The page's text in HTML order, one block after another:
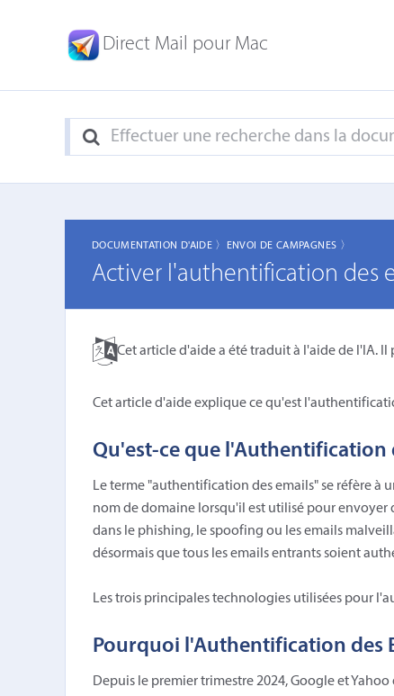
Direct Mail pour Mac
DOCUMENTATION D'AIDE 〉 ENVOI DE CAMPAGNES 〉
Activer l'authentification des
Cet article d'aide a été traduit à l'aide de l'IA. Il
Cet article d'aide explique ce qu'est
Qu'est-ce que l'Authentification
Le terme "authentification des emails" se réfère
nom de domaine lorsqu'il est utilisé pour
dans le phishing, le spoofing ou les emails
désormais que tous les emails entrants soient
Les trois principales technologies utilisées pour
Pourquoi l'Authentification des
Depuis le premier trimestre 2024, Google et